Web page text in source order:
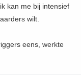
kan me bij intensief
wilt.
eens, werkte